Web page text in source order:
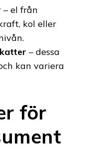
– el från
kol eller
– dessa
kan variera
för